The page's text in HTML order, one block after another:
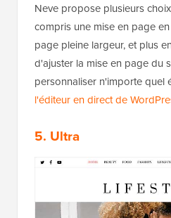
Neve propose plusieurs
compris une mise en page
page pleine largeur, et plus
d'ajuster la mise en page du
personnaliser n'importe quel
l'éditeur en direct de
5. Ultra